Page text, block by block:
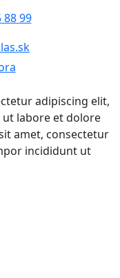
88 99
adipiscing elit,
labore et dolore
amet, consectetur
incididunt ut